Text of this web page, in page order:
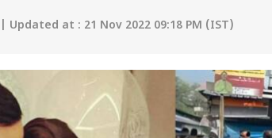
| Updated at : 21 Nov 2022 09:18 PM (IST)